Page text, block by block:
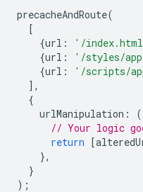
precacheAndRoute(
[
{url : '/
{url : '/styles/
{url : '/scripts/
],
{
urlManipulation :
// Your logic
return [
},
}
);